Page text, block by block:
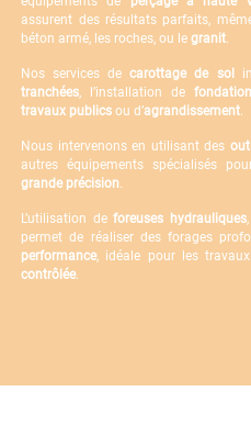
assurent des résultats parfaits,
béton armé, les roches, ou legranit.
Nos services decarottage de sol
tranchées, l’installation de
travaux publics ou d’agrandissement.
Nous intervenons en utilisant des
autres équipements spécialisés
grande précision.
L’utilisation deforeuses hydrauliques
permet de réaliser des forages
performance, idéale pour les
contrôlée.